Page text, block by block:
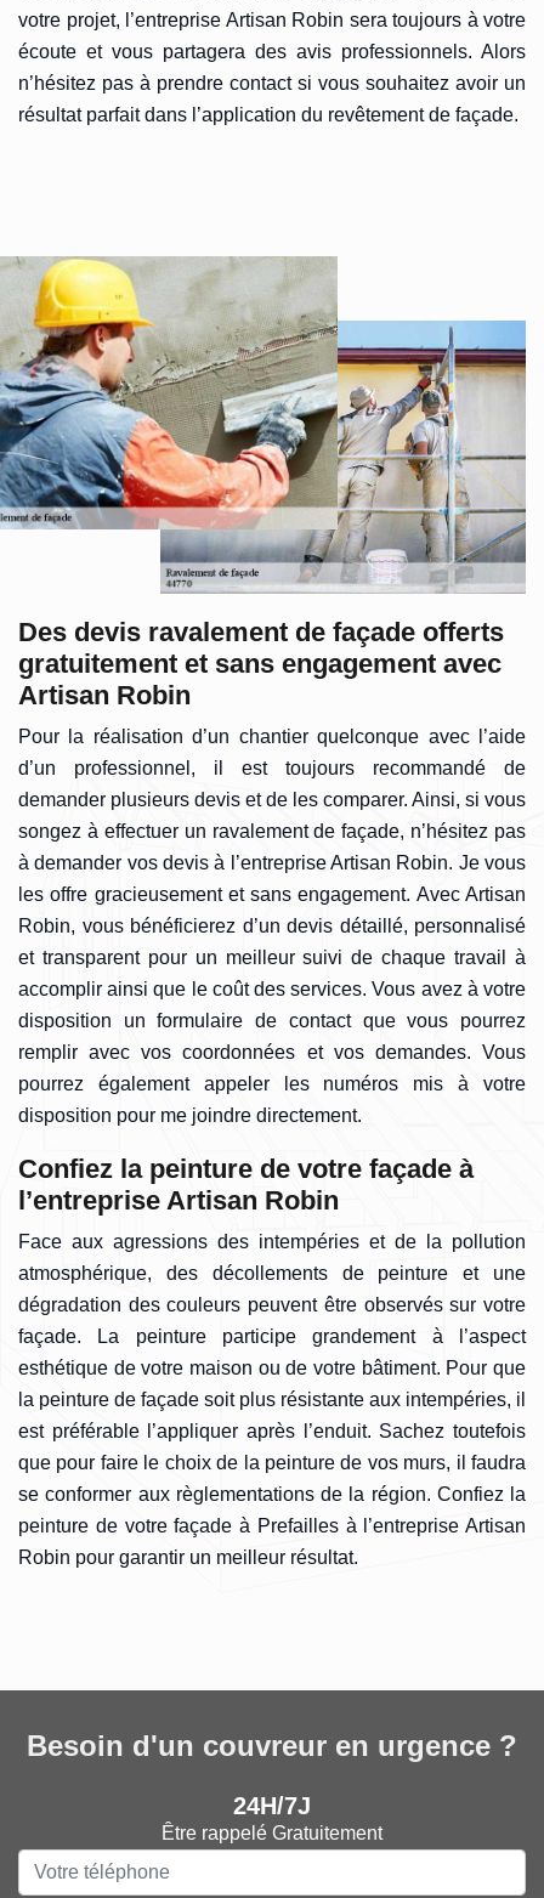
votre projet, l’entreprise Artisan Robin sera toujours à votre
écoute et vous partagera des avis professionnels. Alors
n’hésitez pas à prendre contact si vous souhaitez avoir un
résultat parfait dans l’application du revêtement de façade.
Des devis ravalement de façade offerts
gratuitement et sans engagement avec
Artisan Robin
Pour la réalisation d’un chantier quelconque avec l’aide
d’un professionnel, il est toujours recommandé de
demander plusieurs devis et de les comparer. Ainsi, si vous
songez à effectuer un ravalement de façade, n’hésitez pas
à demander vos devis à l’entreprise Artisan Robin. Je vous
les offre gracieusement et sans engagement. Avec Artisan
Robin, vous bénéficierez d’un devis détaillé, personnalisé
et transparent pour un meilleur suivi de chaque travail à
accomplir ainsi que le coût des services. Vous avez à votre
disposition un formulaire de contact que vous pourrez
remplir avec vos coordonnées et vos demandes. Vous
pourrez également appeler les numéros mis à votre
disposition pour me joindre directement.
Confiez la peinture de votre façade à
l’entreprise Artisan Robin
Face aux agressions des intempéries et de la pollution
atmosphérique, des décollements de peinture et une
dégradation des couleurs peuvent être observés sur votre
façade. La peinture participe grandement à l’aspect
esthétique de votre maison ou de votre bâtiment. Pour que
la peinture de façade soit plus résistante aux intempéries, il
est préférable l’appliquer après l’enduit. Sachez toutefois
que pour faire le choix de la peinture de vos murs, il faudra
se conformer aux règlementations de la région. Confiez la
peinture de votre façade à Prefailles à l’entreprise Artisan
Robin pour garantir un meilleur résultat.
Besoin d'un couvreur en urgence ?
24H/7J
Être rappelé Gratuitement